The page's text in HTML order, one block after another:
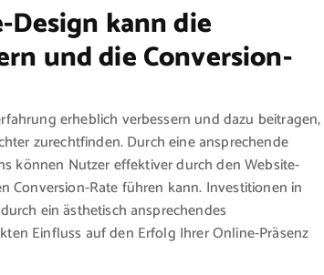
kann die
und die Conversion-
erheblich verbessern und dazu beitragen,
zurechtfinden. Durch eine ansprechende
können Nutzer effektiver durch den Website-
Conversion-Rate führen kann. Investitionen in
ein ästhetisch ansprechendes
Einfluss auf den Erfolg Ihrer Online-Präsenz